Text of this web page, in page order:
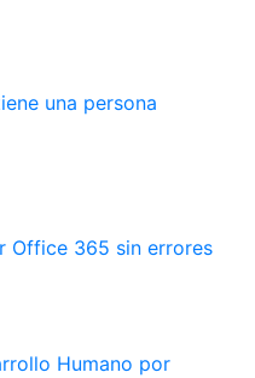
una persona
Office 365 sin errores
Humano por